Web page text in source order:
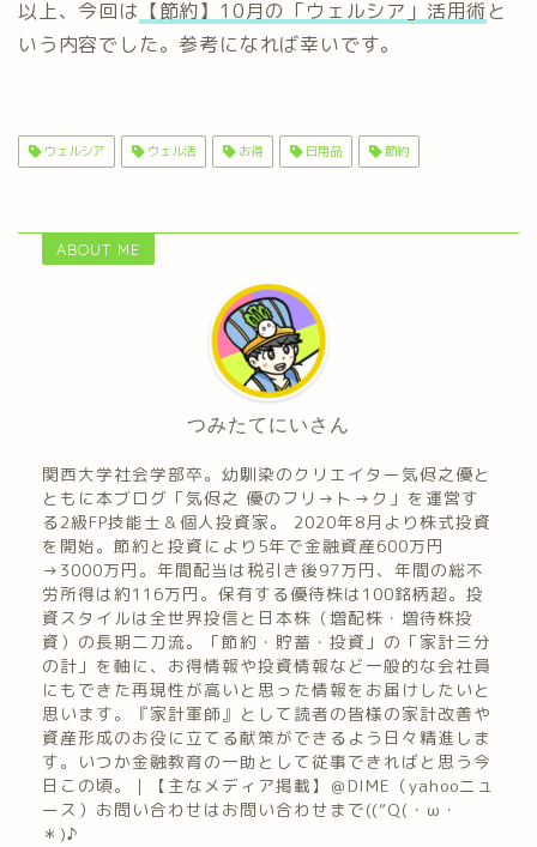
以上、今回は 【節約】10月の「ウェルシア」活用術と
いう内容でした。参考になれば幸いです。
ウェルシア ウェル活 お得 日用品 節約
ABOUT ME
つみたてにいさん
関西大学社会学部卒。幼馴染のクリエイター気侭之優と
ともに本ブログ「気侭之 優のフリ→ト→ク」を運営す
る2級FP技能士＆個人投資家。 2020年8月より株式投資
を開始。節約と投資により5年で金融資産600万円
→3000万円。年間配当は税引き後97万円、年間の総不
労所得は約116万円。保有する優待株は100銘柄超。投
資スタイルは全世界投信と日本株（増配株・増待株投
資）の長期二刀流。「節約・貯蓄・投資」の「家計三分
の計」を軸に、お得情報や投資情報など一般的な会社員
にもできた再現性が高いと思った情報をお届けしたいと
思います。『家計軍師』として読者の皆様の家計改善や
資産形成のお役に立てる献策ができるよう日々精進しま
す。いつか金融教育の一助として従事できればと思う今
日この頃。｜【主なメディア掲載】＠DIME（yahooニュ
ース）お問い合わせはお問い合わせまで((“Q(・ω・
＊)♪